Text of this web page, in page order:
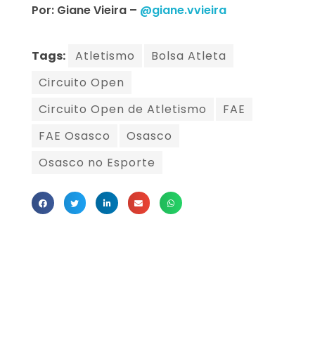
Por: Giane Vieira – @giane.vvieira
Tags: Atletismo
Bolsa Atleta
Circuito Open
Circuito Open de Atletismo
FAE
FAE Osasco
Osasco
Osasco no Esporte